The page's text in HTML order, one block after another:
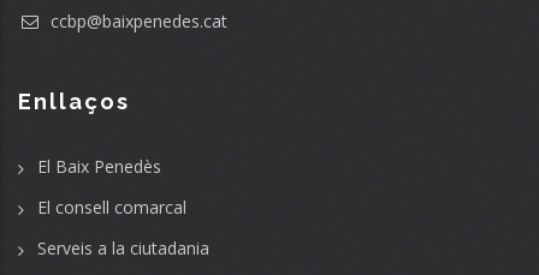
ccbp@baixpenedes.cat
Enllaços
El Baix Penedès
El consell comarcal
Serveis a la ciutadania